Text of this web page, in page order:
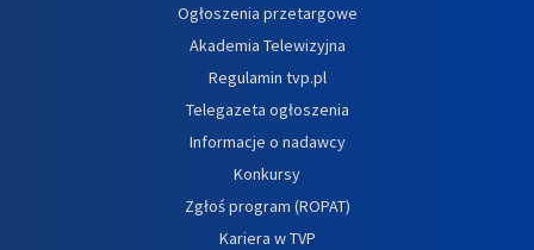
Ogłoszenia przetargowe
Akademia Telewizyjna
Regulamin tvp.pl
Telegazeta ogłoszenia
Informacje o nadawcy
Konkursy
Zgłoś program (ROPAT)
Kariera w TVP